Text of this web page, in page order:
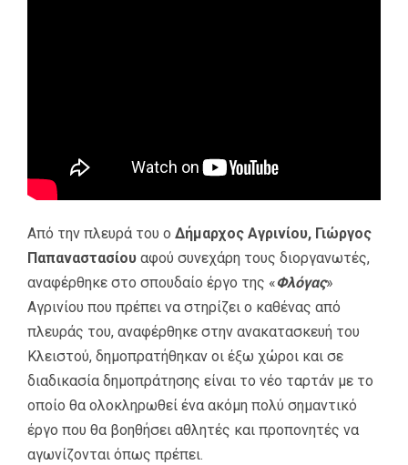
Από την πλευρά του ο Δήμαρχος Αγρινίου, Γιώργος
Παπαναστασίου αφού συνεχάρη τους διοργανωτές,
αναφέρθηκε στο σπουδαίο έργο της «Φλόγας»
Αγρινίου που πρέπει να στηρίζει ο καθένας από
πλευράς του, αναφέρθηκε στην ανακατασκευή του
Κλειστού, δημοπρατήθηκαν οι έξω χώροι και σε
διαδικασία δημοπράτησης είναι το νέο ταρτάν με το
οποίο θα ολοκληρωθεί ένα ακόμη πολύ σημαντικό
έργο που θα βοηθήσει αθλητές και προπονητές να
αγωνίζονται όπως πρέπει.